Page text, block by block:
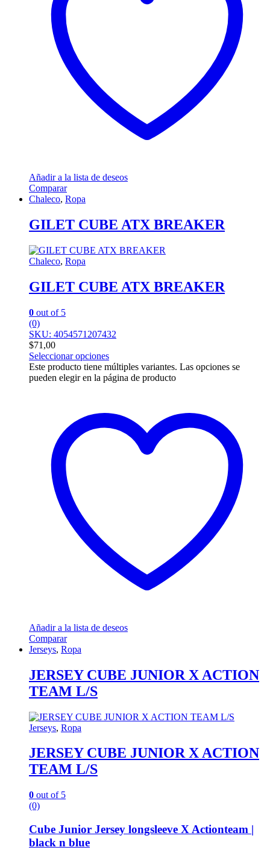
Añadir a la lista de deseos
Comparar
Chaleco, Ropa
GILET CUBE ATX BREAKER
Chaleco, Ropa
GILET CUBE ATX BREAKER
0 out of 5
(0)
SKU: 4054571207432
$71,00
Seleccionar opciones
Este producto tiene múltiples variantes. Las opciones se
pueden elegir en la página de producto
Añadir a la lista de deseos
Comparar
Jerseys, Ropa
JERSEY CUBE JUNIOR X ACTION
TEAM L/S
Jerseys, Ropa
JERSEY CUBE JUNIOR X ACTION
TEAM L/S
0 out of 5
(0)
Cube Junior Jersey longsleeve X Actionteam |
black n blue